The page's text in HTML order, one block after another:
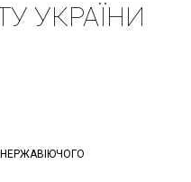
УКРАЇНИ